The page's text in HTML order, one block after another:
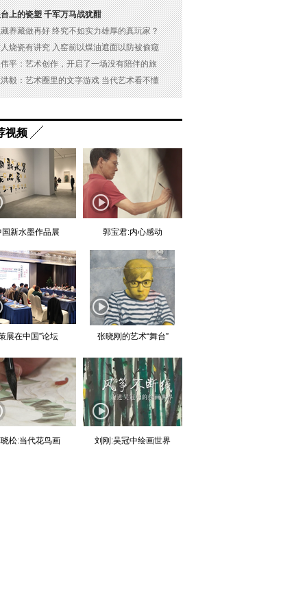
上的瓷塑 千军万马战犹酣
养藏做再好 终究不如实力雄厚的真玩家？
烧瓷有讲究 入窑前以煤油遮面以防被偷窥
平：艺术创作，开启了一场没有陪伴的旅
毅：艺术圈里的文字游戏 当代艺术看不懂
视频
国新水墨作品展 郭宝君:内心感动
展在中国”论坛 张晓刚的艺术“舞台”
松:当代花鸟画 刘刚:吴冠中绘画世界